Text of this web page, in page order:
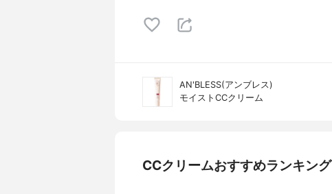
AN'BLESS(アンブレス)
モイストCCクリーム
CCクリームおすすめランキング